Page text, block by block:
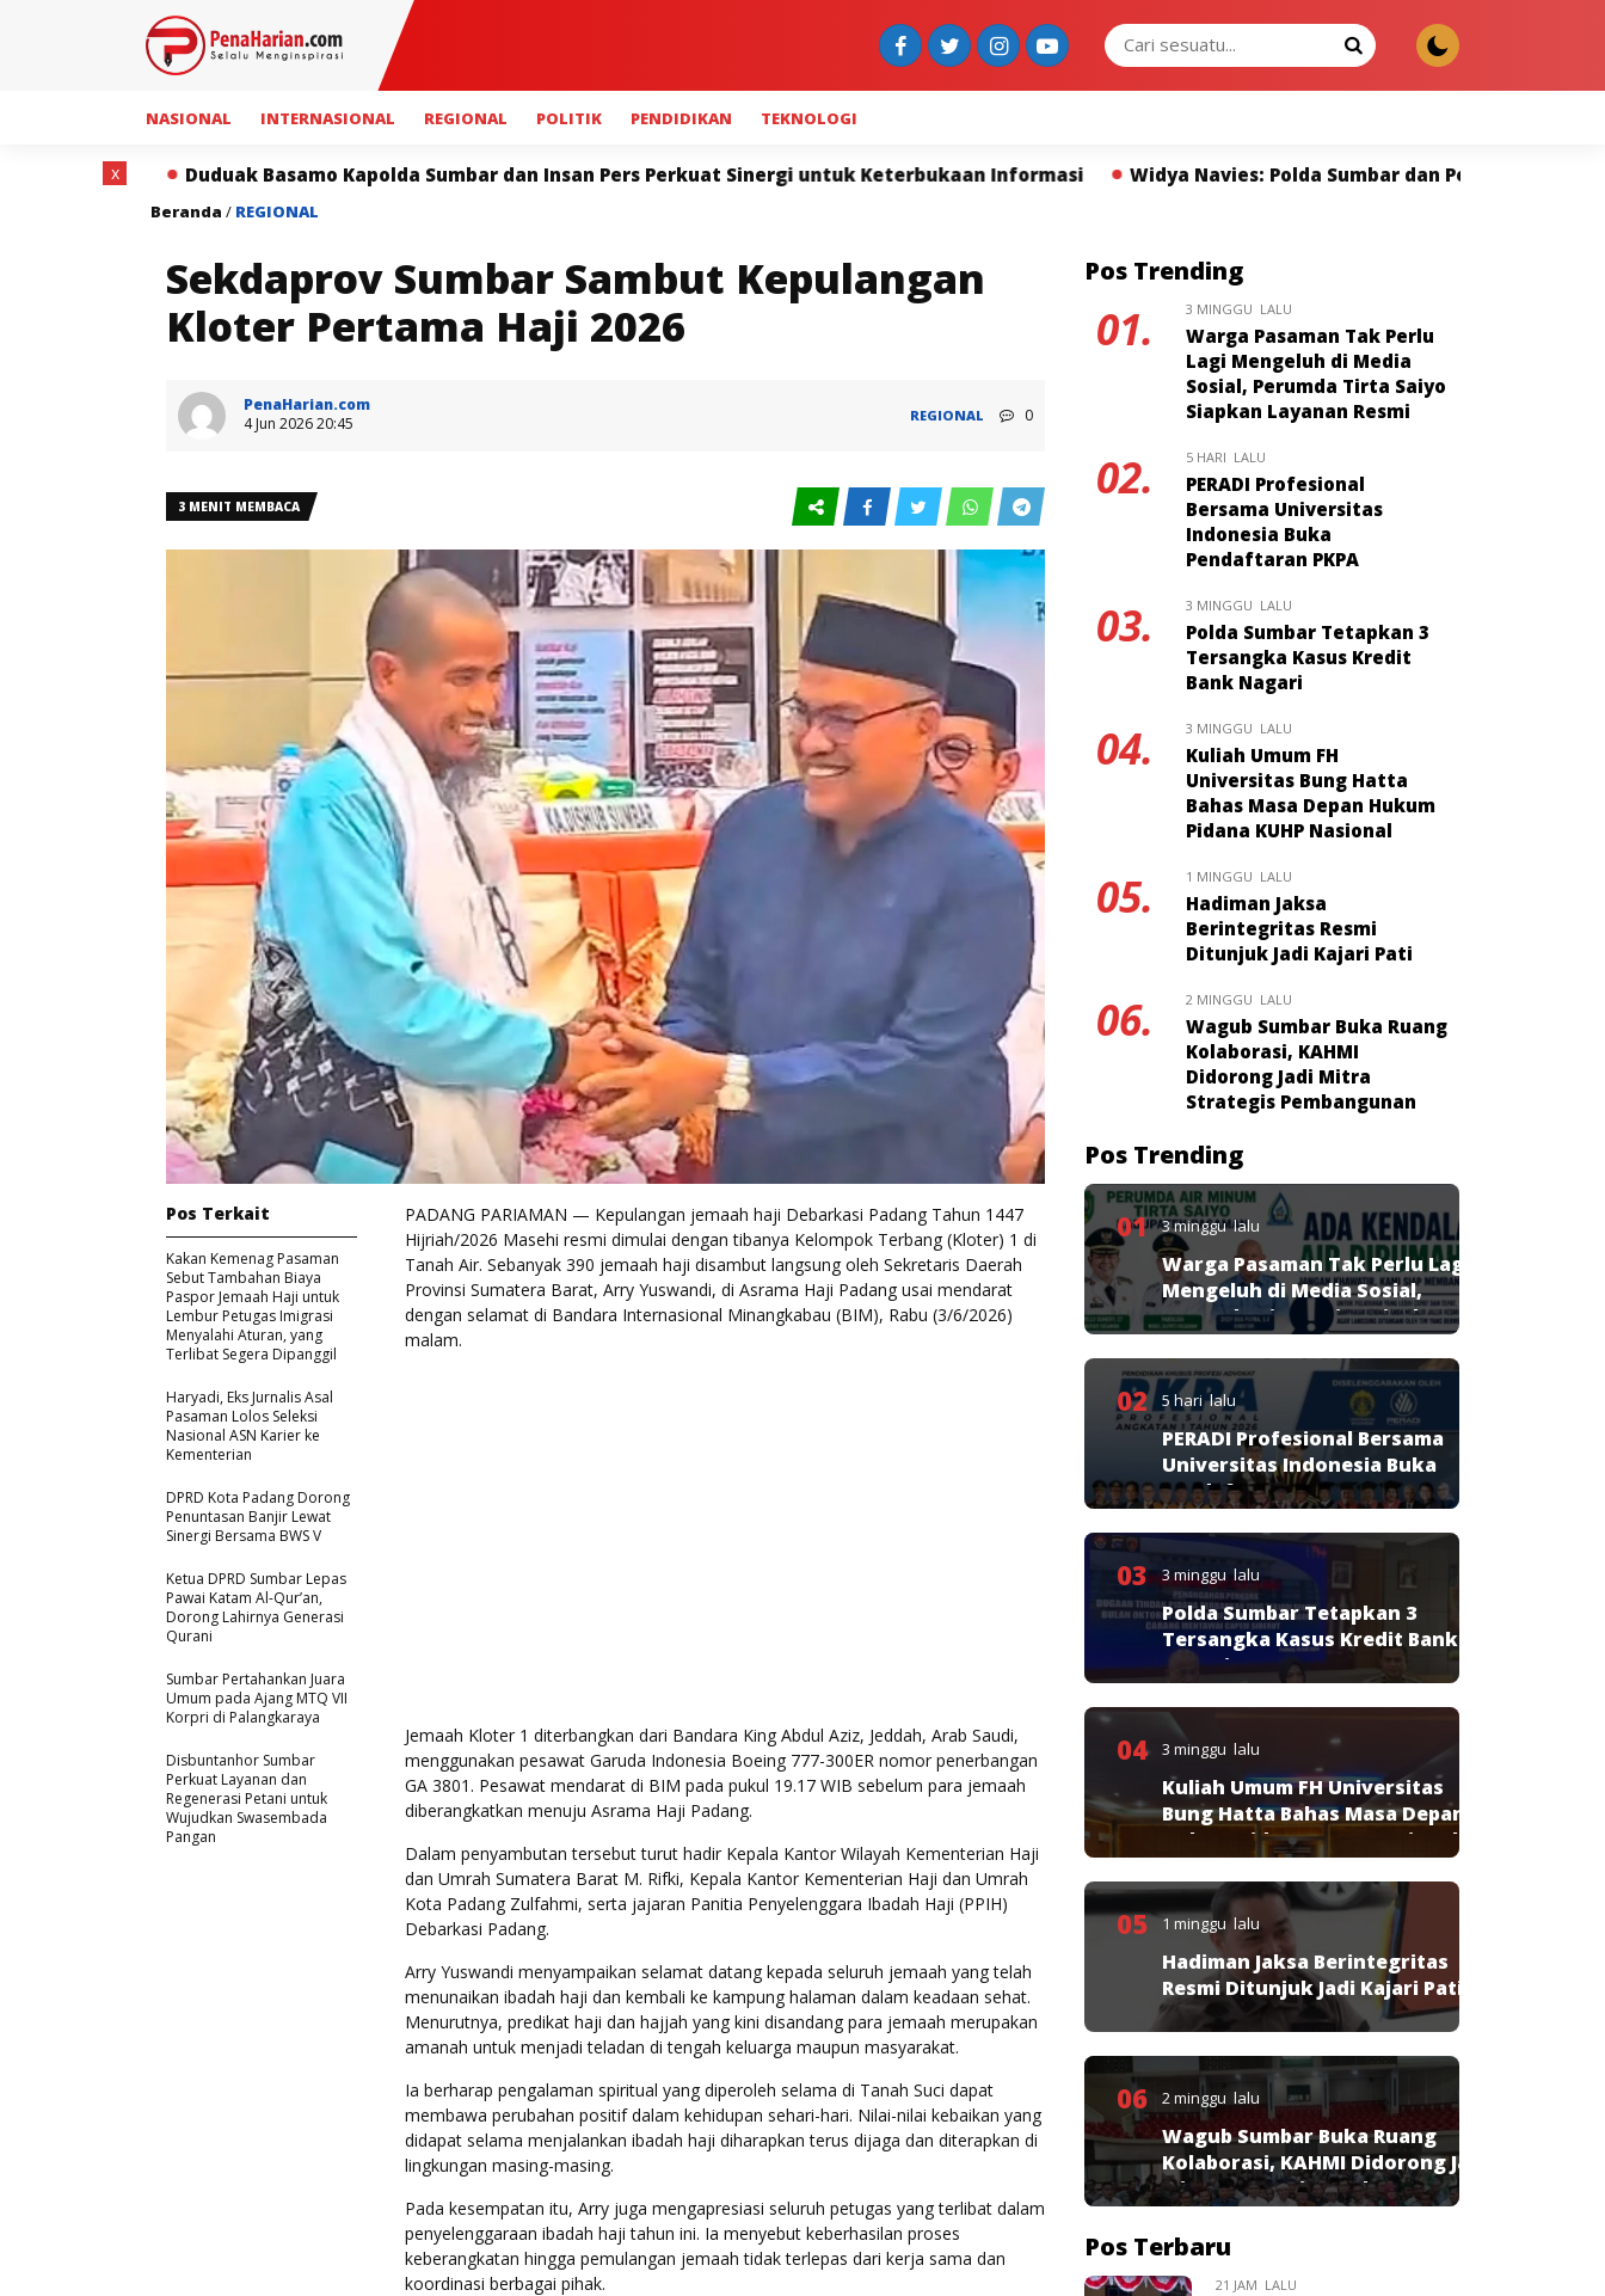
NASIONAL INTERNASIONAL REGIONAL POLITIK PENDIDIKAN TEKNOLOGI
Kapolda Sumbar dan Insan Pers Perkuat Sinergi untuk Keterbukaan Informasi Widya Navies: Polda Sumbar dan Pers Miliki Peran Strategis Membangun
Beranda / REGIONAL
Sekdaprov Sumbar Sambut Kepulangan
Kloter Pertama Haji 2026
PenaHarian.com
4 Jun 2026 20:45
REGIONAL 0
3 MENIT MEMBACA
PADANG PARIAMAN — Kepulangan jemaah haji Debarkasi Padang Tahun 1447
Hijriah/2026 Masehi resmi dimulai dengan tibanya Kelompok Terbang (Kloter) 1 di
Tanah Air. Sebanyak 390 jemaah haji disambut langsung oleh Sekretaris Daerah
Provinsi Sumatera Barat, Arry Yuswandi, di Asrama Haji Padang usai mendarat
dengan selamat di Bandara Internasional Minangkabau (BIM), Rabu (3/6/2026)
malam.
Jemaah Kloter 1 diterbangkan dari Bandara King Abdul Aziz, Jeddah, Arab Saudi,
menggunakan pesawat Garuda Indonesia Boeing 777-300ER nomor penerbangan
GA 3801. Pesawat mendarat di BIM pada pukul 19.17 WIB sebelum para jemaah
diberangkatkan menuju Asrama Haji Padang.
Dalam penyambutan tersebut turut hadir Kepala Kantor Wilayah Kementerian Haji
dan Umrah Sumatera Barat M. Rifki, Kepala Kantor Kementerian Haji dan Umrah
Kota Padang Zulfahmi, serta jajaran Panitia Penyelenggara Ibadah Haji (PPIH)
Debarkasi Padang.
Arry Yuswandi menyampaikan selamat datang kepada seluruh jemaah yang telah
menunaikan ibadah haji dan kembali ke kampung halaman dalam keadaan sehat.
Menurutnya, predikat haji dan hajjah yang kini disandang para jemaah merupakan
amanah untuk menjadi teladan di tengah keluarga maupun masyarakat.
Ia berharap pengalaman spiritual yang diperoleh selama di Tanah Suci dapat
membawa perubahan positif dalam kehidupan sehari-hari. Nilai-nilai kebaikan yang
didapat selama menjalankan ibadah haji diharapkan terus dijaga dan diterapkan di
lingkungan masing-masing.
Pada kesempatan itu, Arry juga mengapresiasi seluruh petugas yang terlibat dalam
penyelenggaraan ibadah haji tahun ini. Ia menyebut keberhasilan proses
keberangkatan hingga pemulangan jemaah tidak terlepas dari kerja sama dan
koordinasi berbagai pihak.
Pos Terkait
Kakan Kemenag Pasaman
Sebut Tambahan Biaya
Paspor Jemaah Haji untuk
Lembur Petugas Imigrasi
Menyalahi Aturan, yang
Terlibat Segera Dipanggil
Haryadi, Eks Jurnalis Asal
Pasaman Lolos Seleksi
Nasional ASN Karier ke
Kementerian
DPRD Kota Padang Dorong
Penuntasan Banjir Lewat
Sinergi Bersama BWS V
Ketua DPRD Sumbar Lepas
Pawai Katam Al-Qur’an,
Dorong Lahirnya Generasi
Qurani
Sumbar Pertahankan Juara
Umum pada Ajang MTQ VII
Korpri di Palangkaraya
Disbuntanhor Sumbar
Perkuat Layanan dan
Regenerasi Petani untuk
Wujudkan Swasembada
Pangan
Pos Trending
01. 3 MINGGU LALU
Warga Pasaman Tak Perlu
Lagi Mengeluh di Media
Sosial, Perumda Tirta Saiyo
Siapkan Layanan Resmi
02. 5 HARI LALU
PERADI Profesional
Bersama Universitas
Indonesia Buka
Pendaftaran PKPA
03. 3 MINGGU LALU
Polda Sumbar Tetapkan 3
Tersangka Kasus Kredit
Bank Nagari
04. 3 MINGGU LALU
Kuliah Umum FH
Universitas Bung Hatta
Bahas Masa Depan Hukum
Pidana KUHP Nasional
05. 1 MINGGU LALU
Hadiman Jaksa
Berintegritas Resmi
Ditunjuk Jadi Kajari Pati
06. 2 MINGGU LALU
Wagub Sumbar Buka Ruang
Kolaborasi, KAHMI
Didorong Jadi Mitra
Strategis Pembangunan
Pos Trending
01 3 minggu lalu
Warga Pasaman Tak Perlu Lagi
Mengeluh di Media Sosial,
Perumda Tirta Saiyo Siapkan
Layanan Resmi
02 5 hari lalu
PERADI Profesional Bersama
Universitas Indonesia Buka
Pendaftaran PKPA
03 3 minggu lalu
Polda Sumbar Tetapkan 3
Tersangka Kasus Kredit Bank
Nagari
04 3 minggu lalu
Kuliah Umum FH Universitas
Bung Hatta Bahas Masa Depan
Hukum Pidana KUHP Nasional
05 1 minggu lalu
Hadiman Jaksa Berintegritas
Resmi Ditunjuk Jadi Kajari Pati
06 2 minggu lalu
Wagub Sumbar Buka Ruang
Kolaborasi, KAHMI Didorong Jadi
Mitra Strategis Pembangunan
Pos Terbaru
21 JAM LALU
x